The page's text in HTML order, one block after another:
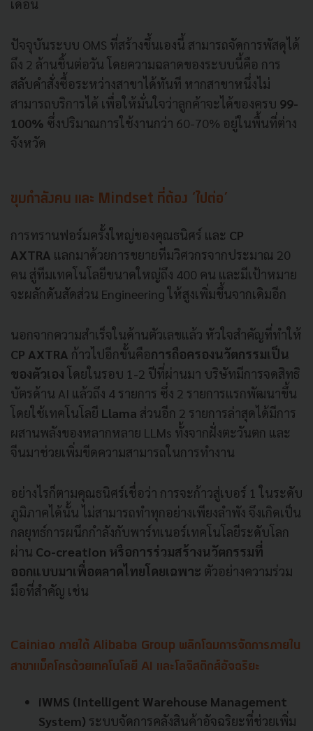
เดือน
ปัจจุบันระบบ OMS ที่สร้างขึ้นเองนี้ สามารถจัดการพัสดุได้
ถึง 2 ล้านชิ้นต่อวัน โดยความฉลาดของระบบนี้คือ การ
สลับคำสั่งซื้อระหว่างสาขาได้ทันที หากสาขาหนึ่งไม่
สามารถบริการได้ เพื่อให้มั่นใจว่าลูกค้าจะได้ของครบ 99-
100% ซึ่งปริมาณการใช้งานกว่า 60-70% อยู่ในพื้นที่ต่าง
จังหวัด
ขุมกำลังคน และ Mindset ที่ต้อง ‘ไปต่อ’
การทรานฟอร์มครั้งใหญ่ของคุณธนิศร์ และ CP
AXTRA แลกมาด้วยการขยายทีมวิศวกรจากประมาณ 20
คน สู่ทีมเทคโนโลยีขนาดใหญ่ถึง 400 คน และมีเป้าหมาย
จะผลักดันสัดส่วน Engineering ให้สูงเพิ่มขึ้นจากเดิมอีก
นอกจากความสำเร็จในด้านตัวเลขแล้ว หัวใจสำคัญที่ทำให้
CP AXTRA ก้าวไปอีกขั้นคือการถือครองนวัตกรรมเป็น
ของตัวเอง โดยในรอบ 1-2 ปีที่ผ่านมา บริษัทมีการจดสิทธิ
บัตรด้าน AI แล้วถึง 4 รายการ ซึ่ง 2 รายการแรกพัฒนาขึ้น
โดยใช้เทคโนโลยี Llama ส่วนอีก 2 รายการล่าสุดได้มีการ
ผสานพลังของหลากหลาย LLMs ทั้งจากฝั่งตะวันตก และ
จีนมาช่วยเพิ่มขีดความสามารถในการทำงาน
อย่างไรก็ตามคุณธนิศร์เชื่อว่า การจะก้าวสู่เบอร์ 1 ในระดับ
ภูมิภาคได้นั้น ไม่สามารถทำทุกอย่างเพียงลำพัง จึงเกิดเป็น
กลยุทธ์การผนึกกำลังกับพาร์ทเนอร์เทคโนโลยีระดับโลก
ผ่าน Co-creation หรือการร่วมสร้างนวัตกรรมที่
ออกแบบมาเพื่อตลาดไทยโดยเฉพาะ ตัวอย่างความร่วม
มือที่สำคัญ เช่น
Cainiao ภายใต้ Alibaba Group พลิกโฉมการจัดการภายใน
สาขาแม็คโครด้วยเทคโนโลยี AI และโลจิสติกส์อัจฉริยะ
iWMS (Intelligent Warehouse Management
System) ระบบจัดการคลังสินค้าอัจฉริยะที่ช่วยเพิ่ม